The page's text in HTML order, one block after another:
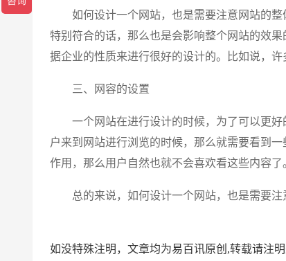
如何设计一个网站，也是需要注意网站的整
特别符合的话，那么也是会影响整个网站的效
据企业的性质来进行很好的设计的。比如说，
三、网容的设置
一个网站在进行设计的时候，为了可以更好
户来到网站进行浏览的时候，那么就需要看到
作用，那么用户自然也就不会喜欢看这些内容了
总的来说，如何设计一个网站，也是需要注
如没特殊注明，文章均为易百讯原创,转载请注明